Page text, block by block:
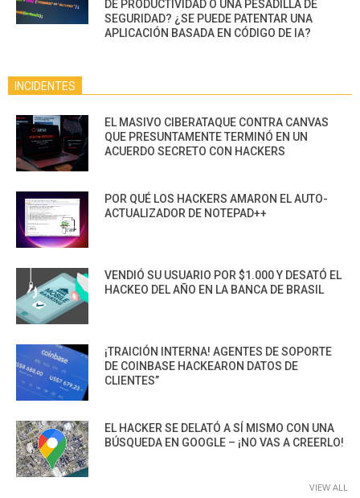
DE PRODUCTIVIDAD O UNA PESADILLA DE
SEGURIDAD? ¿SE PUEDE PATENTAR UNA
APLICACIÓN BASADA EN CÓDIGO DE IA?
INCIDENTES
EL MASIVO CIBERATAQUE CONTRA CANVAS
QUE PRESUNTAMENTE TERMINÓ EN UN
ACUERDO SECRETO CON HACKERS
POR QUÉ LOS HACKERS AMARON EL AUTO-
ACTUALIZADOR DE NOTEPAD++
VENDIÓ SU USUARIO POR $1.000 Y DESATÓ EL
HACKEO DEL AÑO EN LA BANCA DE BRASIL
¡TRAICIÓN INTERNA! AGENTES DE SOPORTE
DE COINBASE HACKEARON DATOS DE
CLIENTES”
EL HACKER SE DELATÓ A SÍ MISMO CON UNA
BÚSQUEDA EN GOOGLE – ¡NO VAS A CREERLO!
VIEW ALL